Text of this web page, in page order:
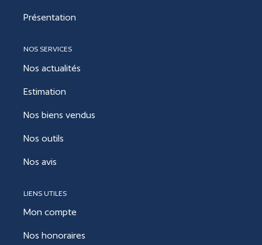
Présentation
NOS SERVICES
Nos actualités
Estimation
Nos biens vendus
Nos outils
Nos avis
LIENS UTILES
Mon compte
Nos honoraires